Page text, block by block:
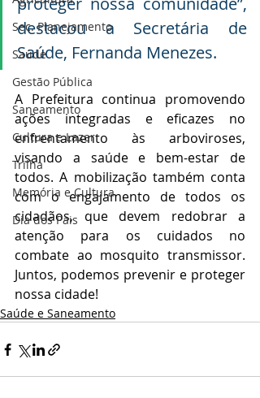
Sec. Planejamento
Saúde
Gestão Pública
Saneamento
Cultura e Lazer
Trilha
Memória e Cultura
Dia dos Pais
destacou a Secretária de
Saúde, Fernanda Menezes.
A Prefeitura continua promovendo
ações integradas e eficazes no
enfrentamento às arboviroses,
visando a saúde e bem-estar de
todos. A mobilização também conta
com o engajamento de todos os
cidadãos, que devem redobrar a
atenção para os cuidados no
combate ao mosquito transmissor.
Juntos, podemos prevenir e proteger
nossa cidade!
Saúde e Saneamento